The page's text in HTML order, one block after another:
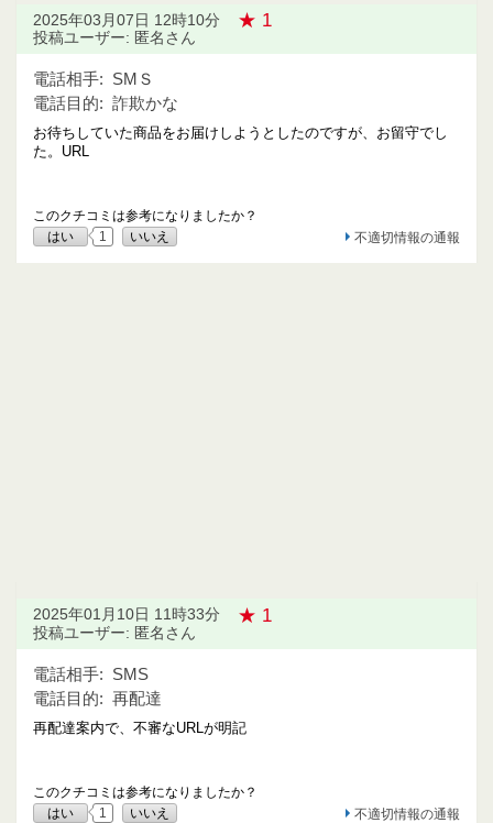
2025年03月07日 12時10分 ★ 1
投稿ユーザー: 匿名さん
電話相手: SMＳ
電話目的: 詐欺かな
お待ちしていた商品をお届けしようとしたのですが、お留守でし
た。URL
このクチコミは参考になりましたか？
はい
1 いいえ 不適切情報の通報
2025年01月10日 11時33分 ★ 1
投稿ユーザー: 匿名さん
電話相手: SMS
電話目的: 再配達
再配達案内で、不審なURLが明記
このクチコミは参考になりましたか？
はい
1 いいえ 不適切情報の通報